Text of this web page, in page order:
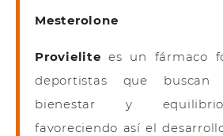
Mesterolone
Provielite es un fármaco
deportistas que buscan
bienestar y
favoreciendo así el